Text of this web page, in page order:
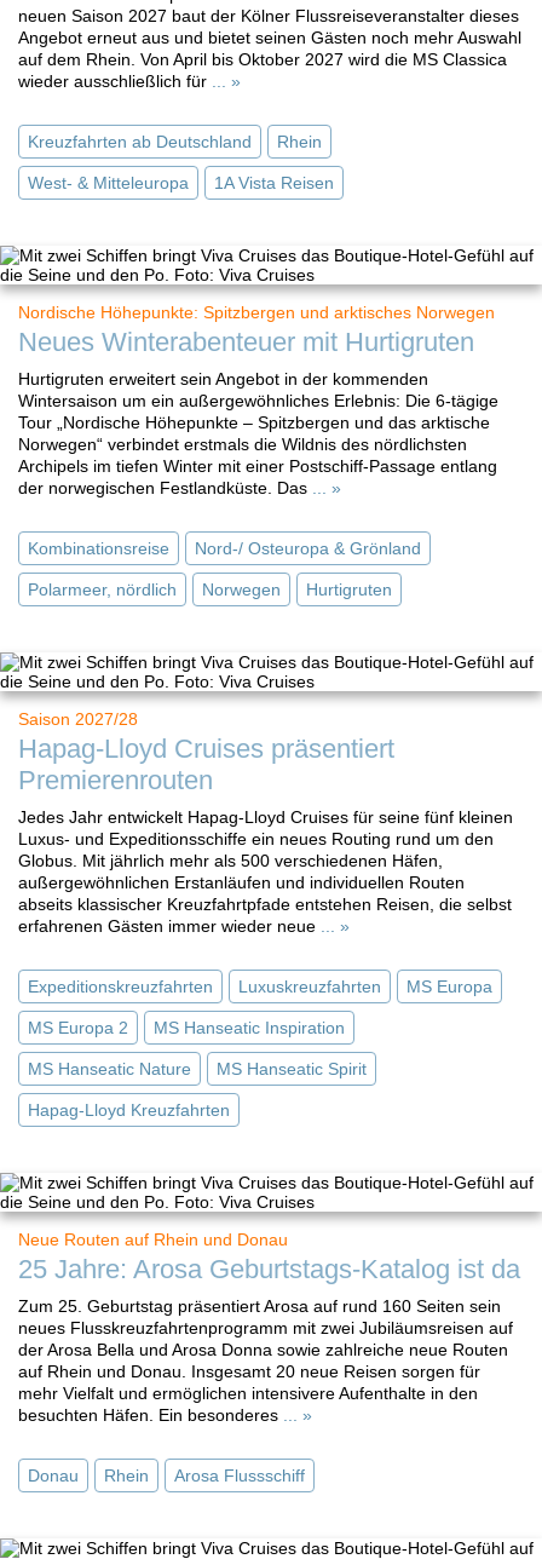
neuen Saison 2027 baut der Kölner Flussreiseveranstalter dieses
Angebot erneut aus und bietet seinen Gästen noch mehr Auswahl
auf dem Rhein. Von April bis Oktober 2027 wird die MS Classica
wieder ausschließlich für
... »
Kreuzfahrten ab Deutschland Rhein
West- & Mitteleuropa 1A Vista Reisen
Nordische Höhepunkte: Spitzbergen und arktisches Norwegen
Neues Winterabenteuer mit Hurtigruten
Hurtigruten erweitert sein Angebot in der kommenden
Wintersaison um ein außergewöhnliches Erlebnis: Die 6-tägige
Tour „Nordische Höhepunkte – Spitzbergen und das arktische
Norwegen“ verbindet erstmals die Wildnis des nördlichsten
Archipels im tiefen Winter mit einer Postschiff-Passage entlang
der norwegischen Festlandküste. Das
... »
Kombinationsreise Nord-/ Osteuropa & Grönland
Polarmeer, nördlich Norwegen Hurtigruten
Saison 2027/28
Hapag-Lloyd Cruises präsentiert
Premierenrouten
Jedes Jahr entwickelt Hapag-Lloyd Cruises für seine fünf kleinen
Luxus- und Expeditionsschiffe ein neues Routing rund um den
Globus. Mit jährlich mehr als 500 verschiedenen Häfen,
außergewöhnlichen Erstanläufen und individuellen Routen
abseits klassischer Kreuzfahrtpfade entstehen Reisen, die selbst
erfahrenen Gästen immer wieder neue
... »
Expeditionskreuzfahrten Luxuskreuzfahrten MS Europa
MS Europa 2 MS Hanseatic Inspiration
MS Hanseatic Nature MS Hanseatic Spirit
Hapag-Lloyd Kreuzfahrten
Neue Routen auf Rhein und Donau
25 Jahre: Arosa Geburtstags-Katalog ist da
Zum 25. Geburtstag präsentiert Arosa auf rund 160 Seiten sein
neues Flusskreuzfahrtenprogramm mit zwei Jubiläumsreisen auf
der Arosa Bella und Arosa Donna sowie zahlreiche neue Routen
auf Rhein und Donau. Insgesamt 20 neue Reisen sorgen für
mehr Vielfalt und ermöglichen intensivere Aufenthalte in den
besuchten Häfen. Ein besonderes
... »
Donau Rhein Arosa Flussschiff